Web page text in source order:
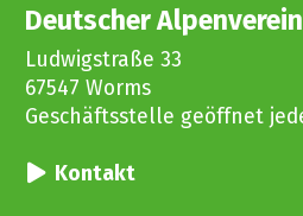
Deutscher
Ludwigstraße 33
67547 Worms
Geschäftsstelle geöffnet
Kontakt